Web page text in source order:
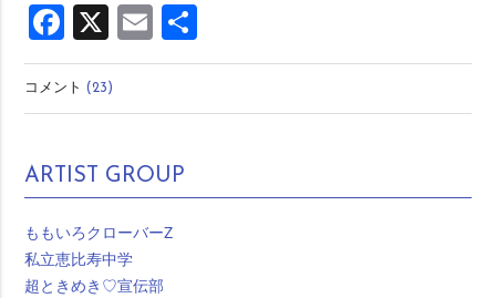
Facebook
X Email
有
コメント(23)
ARTIST GROUP
ももいろクローバーZ
私立恵比寿中学
超ときめき♡宣伝部